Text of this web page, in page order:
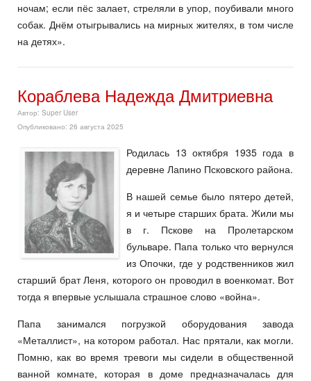
ночам; если пёс залает, стреляли в упор, поубивали много
собак. Днём отыгрывались на мирных жителях, в том числе
на детях».
Кораблева Надежда Дмитриевна
Автор: Super User
Опубликовано: 26 августа 2025
Родилась 13 октября 1935 года в
деревне Лапино Псковского района.
В нашей семье было пятеро детей,
я и четыре старших брата. Жили мы
в г. Пскове на Пролетарском
бульваре. Папа только что вернулся
из Опочки, где у родственников жил
старший брат Леня, которого он проводил в военкомат. Вот
тогда я впервые услышала страшное слово «война».
Папа занимался погрузкой оборудования завода
«Металлист», на котором работал. Нас прятали, как могли.
Помню, как во время тревоги мы сидели в общественной
ванной комнате, которая в доме предназначалась для